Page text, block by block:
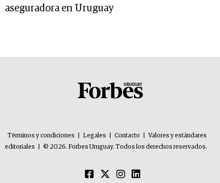
aseguradora en Uruguay
Términos y condiciones Legales Contacto
Valores y estándares
editoriales
© 2026. Forbes Uruguay. Todos los derechos reservados.